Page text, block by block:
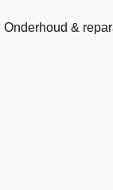
Onderhoud &